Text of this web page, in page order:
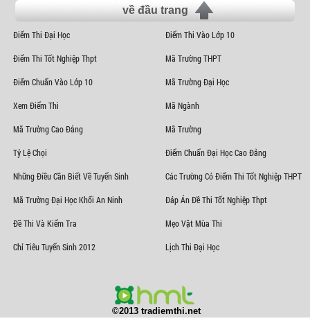
về đầu trang
Điểm Thi Đại Học Điểm Thi Vào Lớp 10
Điểm Thi Tốt Nghiệp Thpt Mã Trường THPT
Điểm Chuẩn Vào Lớp 10 Mã Trường Đại Học
Xem Điểm Thi Mã Ngành
Mã Trường Cao Đẳng Mã Trường
Tỷ Lệ Chọi Điểm Chuẩn Đại Học Cao Đẳng
Những Điều Cần Biết Về Tuyển Sinh Các Trường Có Điểm Thi Tốt Nghiệp THPT
Mã Trường Đại Học Khối An Ninh Đáp Án Đề Thi Tốt Nghiệp Thpt
Đề Thi Và Kiểm Tra Mẹo Vặt Mùa Thi
Chỉ Tiêu Tuyển Sinh 2012 Lịch Thi Đại Học
©2013 tradiemthi.net